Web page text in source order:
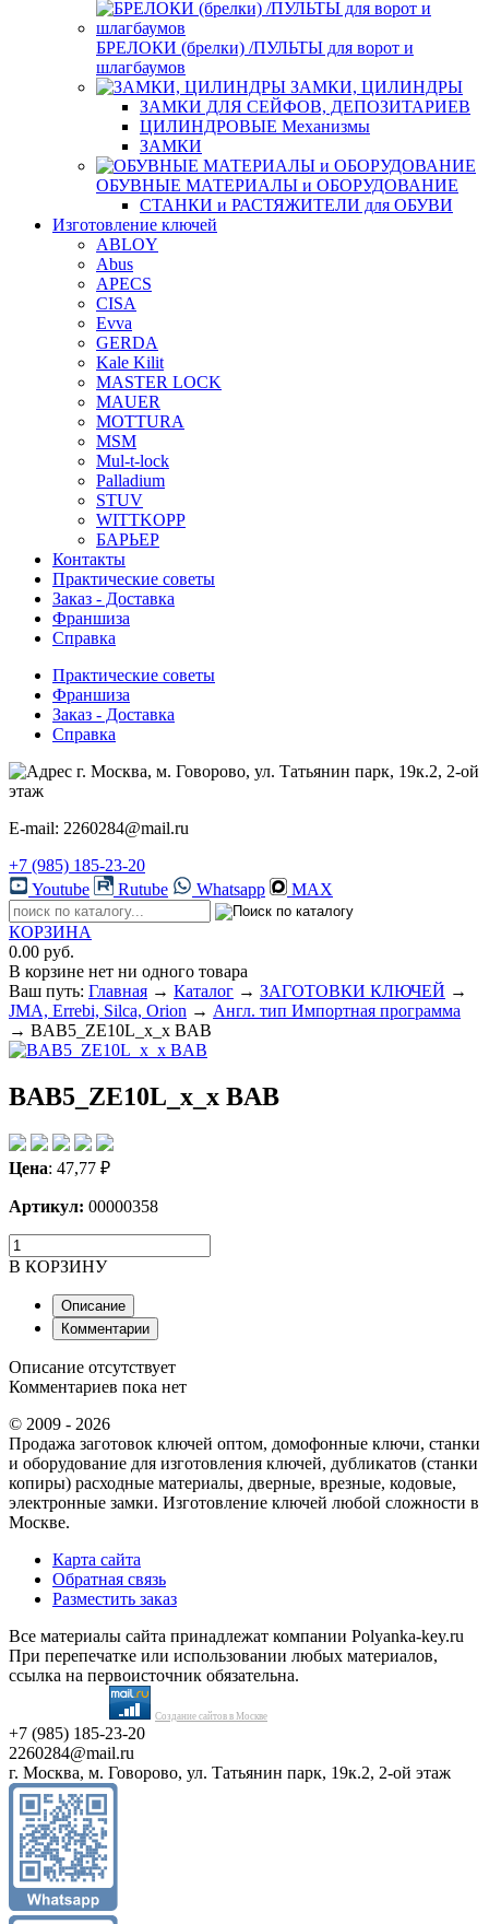
БРЕЛОКИ (брелки) /ПУЛЬТЫ для ворот и
шлагбаумов
ЗАМКИ, ЦИЛИНДРЫ
ЗАМКИ ДЛЯ СЕЙФОВ, ДЕПОЗИТАРИЕВ
ЦИЛИНДРОВЫЕ Механизмы
ЗАМКИ
ОБУВНЫЕ МАТЕРИАЛЫ и ОБОРУДОВАНИЕ
СТАНКИ и РАСТЯЖИТЕЛИ для ОБУВИ
Изготовление ключей
ABLOY
Abus
APECS
CISA
Evva
GERDA
Kale Kilit
MASTER LOCK
MAUER
MOTTURA
MSM
Mul-t-lock
Palladium
STUV
WITTKOPP
БАРЬЕР
Контакты
Практические советы
Заказ - Доставка
Франшиза
Справка
Практические советы
Франшиза
Заказ - Доставка
Справка
г. Москва, м. Говорово, ул. Татьянин парк, 19к.2, 2-ой
этаж
E-mail: 2260284@mail.ru
+7 (985) 185-23-20
Youtube
Rutube Whatsapp MAX
КОРЗИНА
0.00 руб.
В корзине нет ни одного товара
Ваш путь: Главная → Каталог → ЗАГОТОВКИ КЛЮЧЕЙ →
JMA, Errebi, Silca, Orion → Англ. тип Импортная программа
→ BAB5_ZE10L_x_x BAB
BAB5_ZE10L_x_x BAB
Цена: 47,77 ₽
Артикул: 00000358
В КОРЗИНУ
Описание
Комментарии
Описание отсутствует
Комментариев пока нет
© 2009 - 2026
Продажа заготовок ключей оптом, домофонные ключи, станки
и оборудование для изготовления ключей, дубликатов (станки
копиры) расходные материалы, дверные, врезные, кодовые,
электронные замки. Изготовление ключей любой сложности в
Москве.
Карта сайта
Обратная связь
Разместить заказ
Все материалы сайта принадлежат компании Polyanka-key.ru
При перепечатке или использовании любых материалов,
ссылка на первоисточник обязательна.
Создание сайтов в Москве
+7 (985) 185-23-20
2260284@mail.ru
г. Москва, м. Говорово, ул. Татьянин парк, 19к.2, 2-ой этаж